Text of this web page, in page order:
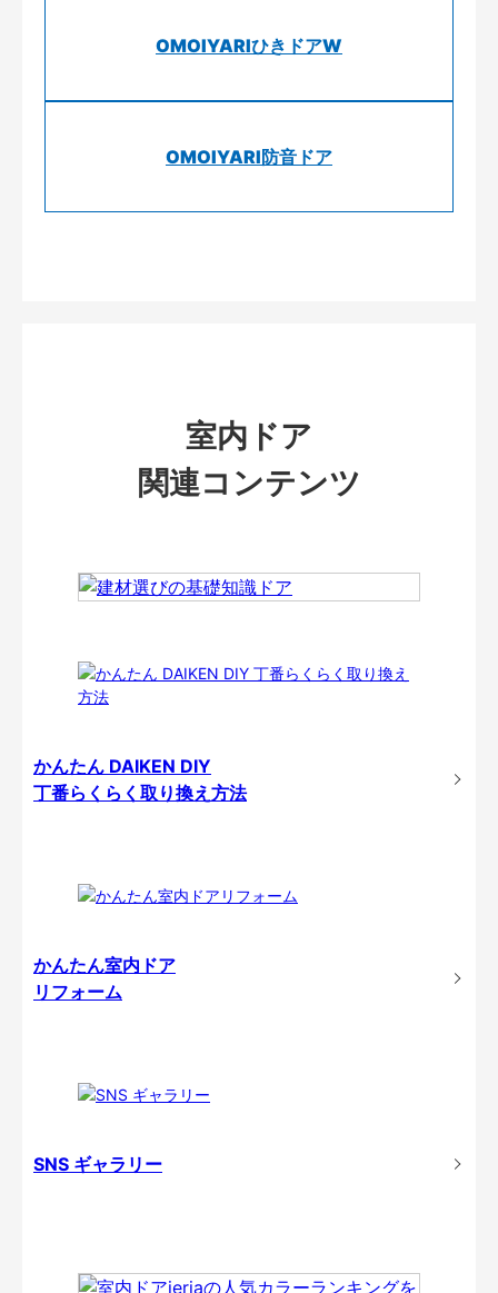
OMOIYARIひきドアW
OMOIYARI防音ドア
室内ドア
関連コンテンツ
かんたん DAIKEN DIY
丁番らくらく取り換え方法
かんたん室内ドア
リフォーム
SNS ギャラリー